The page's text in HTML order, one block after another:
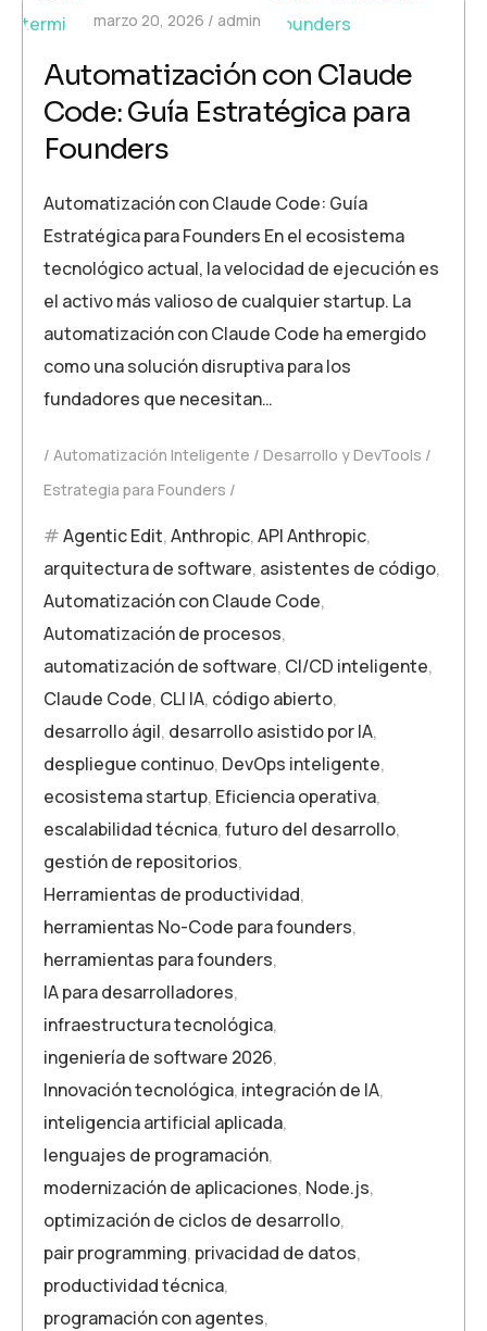
marzo 20, 2026 admin
Automatización con Claude
Code: Guía Estratégica para
Founders
Automatización con Claude Code: Guía
Estratégica para Founders En el ecosistema
tecnológico actual, la velocidad de ejecución es
el activo más valioso de cualquier startup. La
automatización con Claude Code ha emergido
como una solución disruptiva para los
fundadores que necesitan…
Automatización Inteligente
Desarrollo y DevTools
Estrategia para Founders
Agentic Edit,Anthropic,API Anthropic,
arquitectura de software, asistentes de código,
Automatización con Claude Code,
Automatización de procesos,
automatización de software, CI/CD inteligente,
Claude Code, CLI IA, código abierto,
desarrollo ágil, desarrollo asistido por IA,
despliegue continuo, DevOps inteligente,
ecosistema startup, Eficiencia operativa,
escalabilidad técnica,futuro del desarrollo,
gestión de repositorios,
Herramientas de productividad,
herramientas No-Code para founders,
herramientas para founders,
IA para desarrolladores,
infraestructura tecnológica,
ingeniería de software 2026,
Innovación tecnológica, integración de IA,
inteligencia artificial aplicada,
lenguajes de programación,
modernización de aplicaciones, Node.js,
optimización de ciclos de desarrollo,
pair programming, privacidad de datos,
productividad técnica,
programación con agentes,